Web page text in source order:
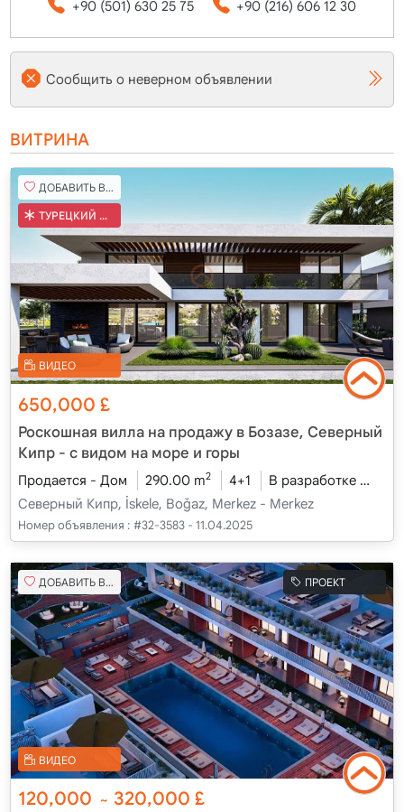
+90 (501) 630 25 75 +90 (216) 606 12 30
Сообщить о неверном объявлении
ВИТРИНА
ДОБАВИТЬ В ИЗБРАННОЕ
ТУРЕЦКИЙ КОБ
ВИДЕО
650,000 £
Роскошная вилла на продажу в Бозазе, Северный
Кипр - с видом на море и горы
Продается - Дом 290.00 m2 4+1 В разработке
Северный Кипр, İskele, Boğaz, Merkez - Merkez
Номер объявления : #32-3583 - 11.04.2025
ДОБАВИТЬ В ИЗБРАННОЕ ПРОЕКТ
ВИДЕО
120,000 ~ 320,000£